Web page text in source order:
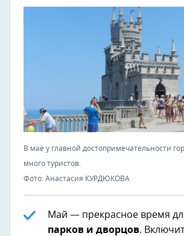
В мае у главной достопримечательности
много туристов.
Фото: Анастасия КУРДЮКОВА
Май — прекрасное время
парков и дворцов.